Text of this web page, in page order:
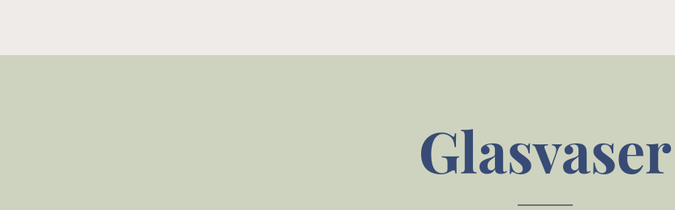
Glasvaser